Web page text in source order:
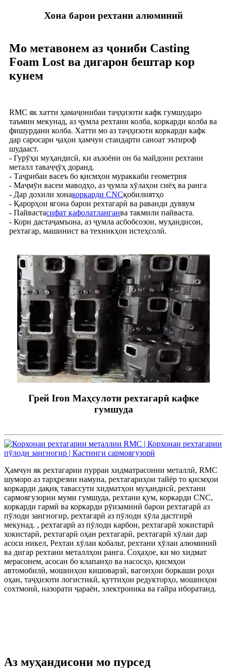
Хона барои рехтани алюминий
Мо метавонем аз ҷониби Casting
Foam Lost ва дигарон бештар кор
кунем
RMC як хатти ҳамаҷонибаи таҷҳизоти кафк гумшударо
таъмин мекунад, аз ҷумла рехтани колба, коркарди колба ва
фишурдани колба. Хатти мо аз таҷҳизоти коркарди кафк
дар саросари ҷаҳон ҳамчун стандарти саноат эътироф
шудааст.
- Гурӯҳи муҳандисӣ, ки аъзоёни он ба майдони рехтани
металл таваҷҷӯҳ доранд.
- Таҷрибаи васеъ бо қисмҳои мураккаби геометрия
- Маҷмӯи васеи маводҳо, аз ҷумла хӯлаҳои сиёҳ ва ранга
- Дар дохили хонакоркарди CNCқобилиятҳо
- Қарорҳои ягона барои рехтагарӣ ва раванди дуввум
- Пайвастасифат кафолатланганва такмили пайваста.
- Кори дастаҷамъона, аз ҷумла асбобсозон, муҳандисон,
рехтагар, машинист ва техникҳои истеҳсолӣ.
Грей Iron Маҳсулоти рехтагарӣ кафке
гумшуда
Ҳамчун як рехтагарии пурраи хидматрасонии металлӣ, RMC
шуморо аз тарҳрезии намуна, рехтагариҳои тайёр то қисмҳои
коркарди дақиқ тавассути хидматҳои муҳандисӣ, рехтани
сармоягузории муми гумшуда, рехтани қум, коркарди CNC,
коркарди гармӣ ва коркарди рӯизаминӣ барои рехтагарӣ аз
пӯлоди зангногир, рехтагарӣ аз пӯлоди хӯла дастгирӣ
мекунад. , рехтагарӣ аз пӯлоди карбон, рехтагарӣ хокистарӣ
хокистарӣ, рехтагарӣ оҳан рехтагарӣ, рехтагарӣ хӯлаи дар
асоси никел, Рехтаи хӯлаи кобальт, рехтани хӯлаи алюминий
ва дигар рехтани металлҳои ранга. Соҳаҳое, ки мо хидмат
мерасонем, асосан бо клапанҳо ва насосҳо, қисмҳои
автомобилӣ, мошинҳои кишоварзӣ, вагонҳои боркаши роҳи
оҳан, таҷҳизоти логистикӣ, қуттиҳои редукторҳо, мошинҳои
сохтмонӣ, назорати ҷараён, электроника ва ғайра иборатанд.
Аз муҳандисони мо пурсед